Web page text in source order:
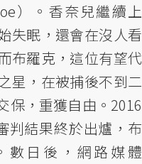
）。香奈兒繼續上
失眠，還會在沒人看
布羅克，這位有望代
星，在被捕後不到二
保，重獲自由。2016
判結果終於出爐，布
數日後，網路媒體